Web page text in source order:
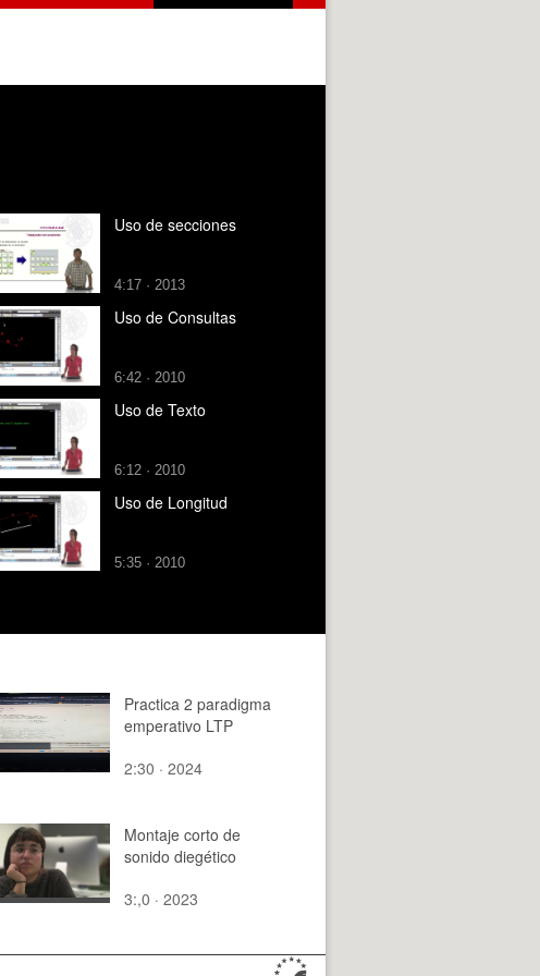
Uso de secciones
4:17 · 2013
Uso de Consultas
6:42 · 2010
Uso de Texto
6:12 · 2010
Uso de Longitud
5:35 · 2010
Practica 2 paradigma
emperativo LTP
2:30 · 2024
Montaje corto de
sonido diegético
3:,0 · 2023